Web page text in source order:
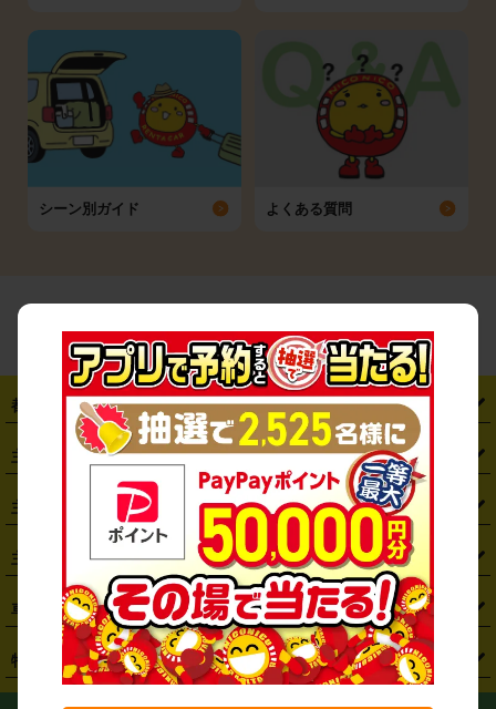
シーン別ガイド よくある質問
都道府県から探す
・ 北海道 ・青森県 ・岩手県 ・宮城県 ・秋田県 ・山形県
東京都 神奈川県 ・埼玉県 ・ 千葉県 ・茨城県
・ 群馬県 山梨県 ・愛知県 ・静岡県 ・岐阜県
・ ・新潟県 ・富山県 ・石川県 ・福井県 ・大阪府
兵庫県 ・京都府 ・滋賀県 ・和歌山県 ・奈良県 ・三重県
鳥取県 ・島根県 ・岡山県 ・広島県 ・山口県 ・徳島県
香川県 ・愛媛県 ・高知県 ・福岡県 ・佐賀県 ・長崎県
主要駅から探す
・ 仙台駅 池袋駅 渋谷駅 ・東京駅
川崎駅 ・ 大宮駅 ・名古屋駅
・ 難波駅 ・三宮駅 ・京都駅 ・広島駅 ・博多駅
・ 熊本駅 ・那覇空港駅
主要空港から探す
・ ・仙台空港
成田空港 ・羽田空港
・ 中部国際空港セントレア ・関西国際空港
・ 大阪国際空港（伊丹空港） ・神戸空港
・
主要都市から探す
札幌市 ・仙台市
千葉市 ・さいたま市
・ 横浜市 ・川崎市
車種から探す
軽自動車 ・コンパクトカー ・ステーションワゴン・セダン
ミニバン・ワンボックス ・高級ミニバン・ワンボックス
特徴から探す